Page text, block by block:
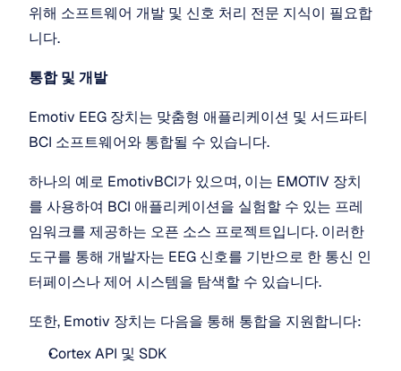
위해 소프트웨어 개발 및 신호 처리 전문 지식이 필요합
니다.
통합 및 개발
Emotiv EEG 장치는 맞춤형 애플리케이션 및 서드파티
BCI 소프트웨어와 통합될 수 있습니다.
하나의 예로 EmotivBCI가 있으며, 이는 EMOTIV 장치
를 사용하여 BCI 애플리케이션을 실험할 수 있는 프레
임워크를 제공하는 오픈 소스 프로젝트입니다. 이러한
도구를 통해 개발자는 EEG 신호를 기반으로 한 통신 인
터페이스나 제어 시스템을 탐색할 수 있습니다.
또한, Emotiv 장치는 다음을 통해 통합을 지원합니다:
Cortex API 및 SDK